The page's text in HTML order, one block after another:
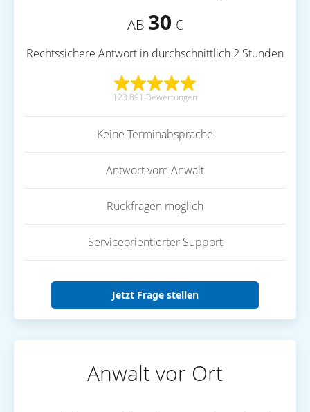
AB 30 €
Rechtssichere Antwort in durchschnittlich 2 Stunden
123.891 Bewertungen
Keine Terminabsprache
Antwort vom Anwalt
Rückfragen möglich
Serviceorientierter Support
Jetzt Frage stellen
Anwalt vor Ort